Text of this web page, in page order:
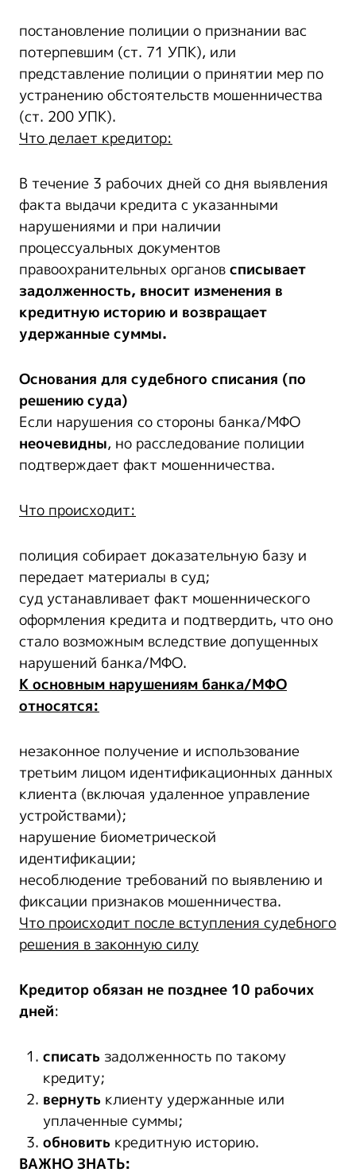
постановление полиции о признании вас
потерпевшим (ст. 71 УПК), или
представление полиции о принятии мер по
устранению обстоятельств мошенничества
(ст. 200 УПК).
Что делает кредитор:
В течение 3 рабочих дней со дня выявления
факта выдачи кредита с указанными
нарушениями и при наличии
процессуальных документов
правоохранительных органовсписывает
задолженность, вносит изменения в
кредитную историю и возвращает
удержанные суммы.
Основания для судебного списания (по
решению суда)
Если нарушения со стороны банка/МФО
неочевидны, но расследование полиции
подтверждает факт мошенничества.
Что происходит:
полиция собирает доказательную базу и
передает материалы в суд;
суд устанавливает факт мошеннического
оформления кредита и подтвердить, что оно
стало возможным вследствие допущенных
нарушений банка/МФО.
К основным нарушениям банка/МФО
относятся:
незаконное получение и использование
третьим лицом идентификационных данных
клиента (включая удаленное управление
устройствами);
нарушение биометрической
идентификации;
несоблюдение требований по выявлению и
фиксации признаков мошенничества.
Что происходит после вступления судебного
решения в законную силу
Кредитор обязан не позднее 10 рабочих
дней:
списать задолженность по такому
кредиту;
вернуть клиенту удержанные или
уплаченные суммы;
обновить кредитную историю.
ВАЖНО ЗНАТЬ: